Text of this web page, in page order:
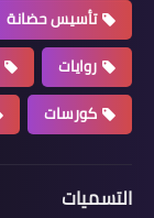
تأسيس حضانة
روايات
كورسات
التسميات